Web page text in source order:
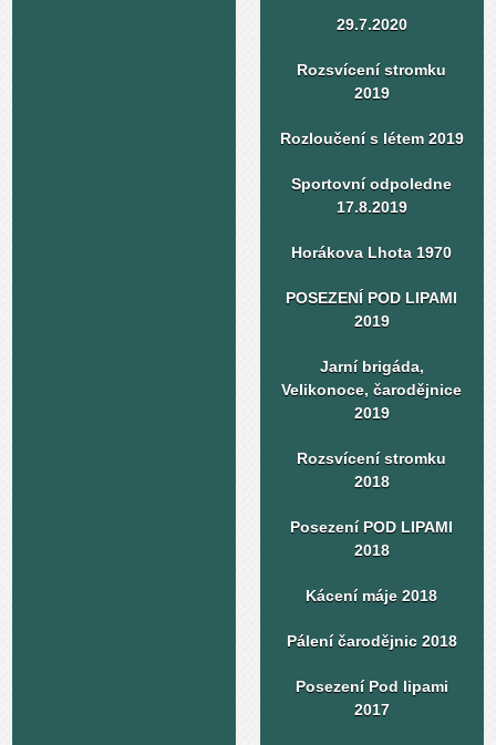
29.7.2020
Rozsvícení stromku
2019
Rozloučení s létem 2019
Sportovní odpoledne
17.8.2019
Horákova Lhota 1970
POSEZENÍ POD LIPAMI
2019
Jarní brigáda,
Velikonoce, čarodějnice
2019
Rozsvícení stromku
2018
Posezení POD LIPAMI
2018
Kácení máje 2018
Pálení čarodějnic 2018
Posezení Pod lipami
2017